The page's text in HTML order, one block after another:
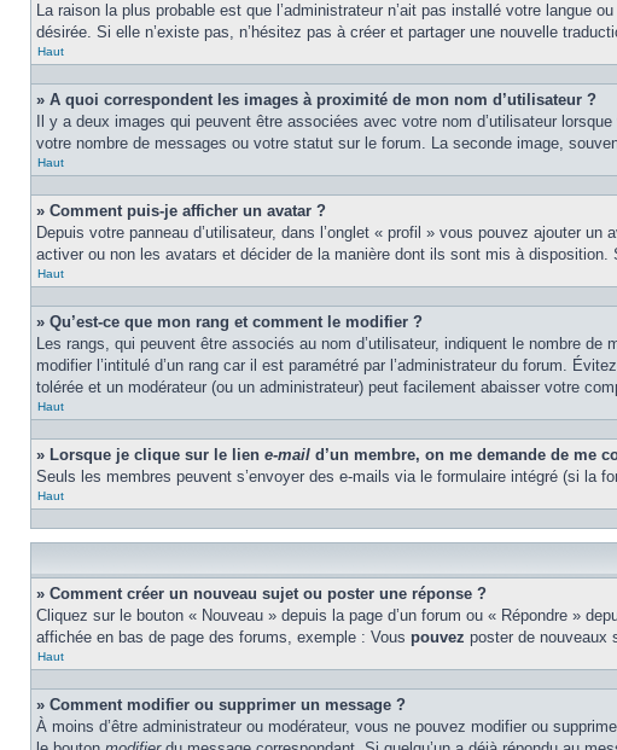
La raison la plus probable est que l’administrateur n’ait pas installé votre langue
désirée. Si elle n’existe pas, n’hésitez pas à créer et partager une nouvelle
Haut
» A quoi correspondent les images à proximité de mon nom d’utilisateur ?
Il y a deux images qui peuvent être associées avec votre nom d’utilisateur
votre nombre de messages ou votre statut sur le forum. La seconde image,
Haut
» Comment puis-je afficher un avatar ?
Depuis votre panneau d’utilisateur, dans l’onglet « profil » vous pouvez ajouter
activer ou non les avatars et décider de la manière dont ils sont mis à
Haut
» Qu’est-ce que mon rang et comment le modifier ?
Les rangs, qui peuvent être associés au nom d’utilisateur, indiquent le nombre
modifier l’intitulé d’un rang car il est paramétré par l’administrateur du forum.
tolérée et un modérateur (ou un administrateur) peut facilement abaisser votre
Haut
» Lorsque je clique sur le lien e-mail d’un membre, on me demande de me
Seuls les membres peuvent s’envoyer des e-mails via le formulaire intégré (si la
Haut
» Comment créer un nouveau sujet ou poster une réponse ?
Cliquez sur le bouton « Nouveau » depuis la page d’un forum ou « Répondre »
affichée en bas de page des forums, exemple : Vous pouvez poster de nouveaux
Haut
» Comment modifier ou supprimer un message ?
À moins d’être administrateur ou modérateur, vous ne pouvez modifier ou